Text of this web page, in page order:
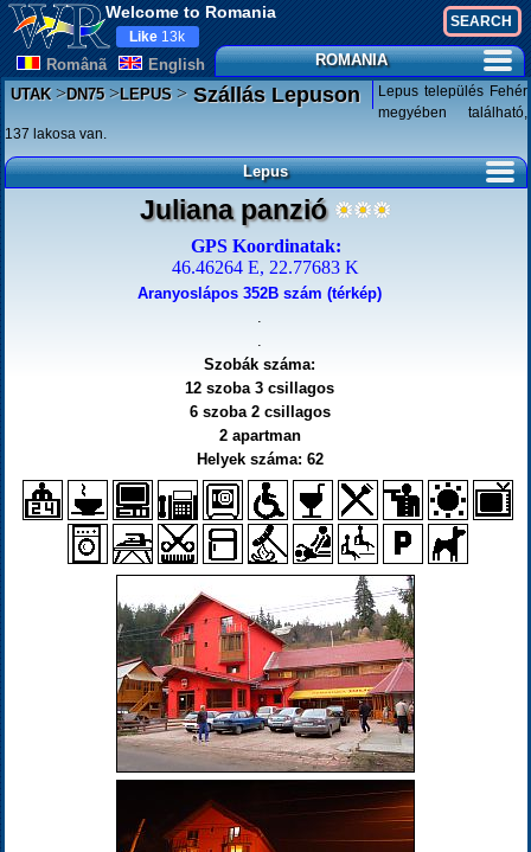
Welcome to Romania
Românã English
Like 13k
ROMANIA
UTAK>DN75>LEPUS>Szállás Lepuson
Lepus település Fehér
megyében található,
137 lakosa van.
Lepus
Juliana panzió
GPS Koordinatak:
46.46264 E, 22.77683 K
Aranyoslápos 352B szám (térkép)
.
.
Szobák száma:
12 szoba 3 csillagos
6 szoba 2 csillagos
2 apartman
Helyek száma: 62